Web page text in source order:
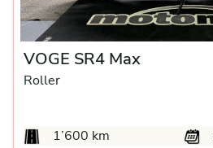
VOGE SR4 Max
Roller
1’600 km